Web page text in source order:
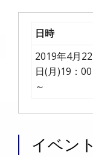
日時
2019年4月22
日(月)19：00
～
イベン